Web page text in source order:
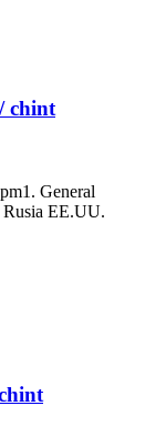
chint
General
Rusia EE.UU.